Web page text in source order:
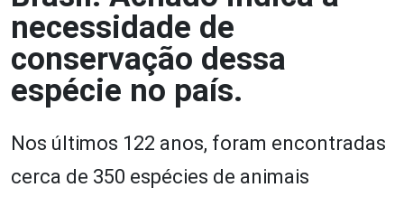
necessidade de
conservação dessa
espécie no país.
Nos últimos 122 anos, foram encontradas
cerca de 350 espécies de animais